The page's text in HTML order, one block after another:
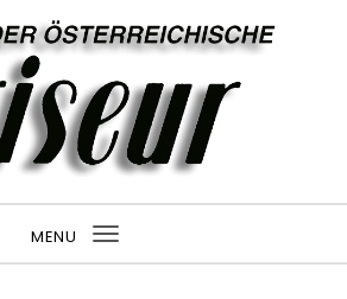
MENU Toggle navigation